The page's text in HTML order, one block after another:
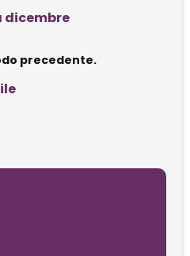
dicembre
precedente.